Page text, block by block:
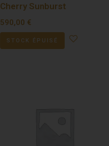
Cherry Sunburst
590,00 €
STOCK ÉPUISÉ